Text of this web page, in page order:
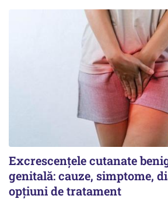
Excrescențele cutanate
genitală: cauze, simptome,
opțiuni de tratament